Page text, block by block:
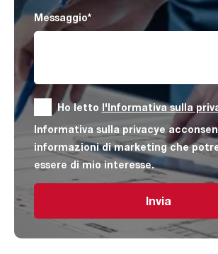
Messaggio*
Ho letto l'Informativa sulla
Informativa sulla privacye
informazioni di marketing che
essere di mio interesse.
Invia